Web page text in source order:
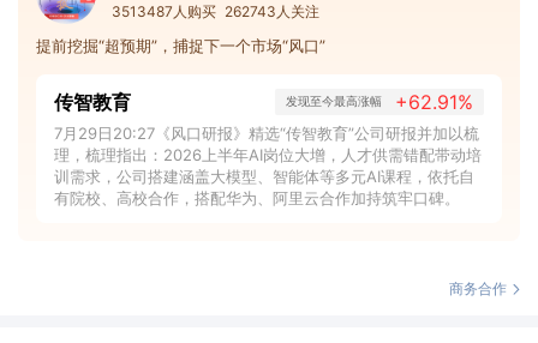
3513487人购买 262743人关注
提前挖掘“超预期”，捕捉下一个市场“风口”
传智教育 发现至今最高涨幅 +62.91%
7月29日20:27《风口研报》精选“传智教育”公司研报并加以梳
理，梳理指出：2026上半年AI岗位大增，人才供需错配带动培
训需求，公司搭建涵盖大模型、智能体等多元AI课程，依托自
有院校、高校合作，搭配华为、阿里云合作加持筑牢口碑。
商务合作